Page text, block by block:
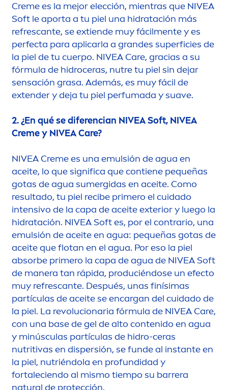
Cremees la mejor elección, mientras que NIVEA
Soft le aporta a tu piel una hidratación más
refrescante, se extiende muy fácilmente y es
perfecta para aplicarla a grandes superficies de
la piel de tu cuerpo. NIVEA Care, gracias a su
fórmula de hidroceras, nutre tu piel sin dejar
sensación grasa. Además, es muy fácil de
extender y deja tu piel perfumada y suave.
2. ¿En qué se diferencian NIVEASoft, NIVEA
Cremey NIVEACare?
NIVEA Cremees una emulsión de agua en
aceite, lo que significa que contiene pequeñas
gotas de agua sumergidas en aceite. Como
resultado, tu piel recibe primero el cuidado
intensivo de la capa de aceite exterior y luego la
hidratación. NIVEASoft es, por el contrario, una
emulsión de aceite en agua: pequeñas gotas de
aceite que flotan en el agua. Por eso la piel
absorbe primero la capa de agua de NIVEASoft
de manera tan rápida, produciéndose un efecto
muy refrescante. Después, unas finísimas
partículas de aceite se encargan del cuidado de
la piel. La revolucionaria fórmula de NIVEA Care,
con una base de gel de alto contenido en agua
y minúsculas partículas de hidro-ceras
nutritivas en dispersión, se funde al instante en
la piel, nutriéndola en profundidad y
fortaleciendo al mismo tiempo su barrera
natural de protección.